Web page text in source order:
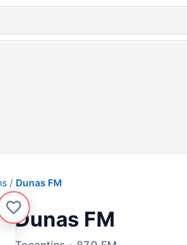
Dunas FM
Dunas FM